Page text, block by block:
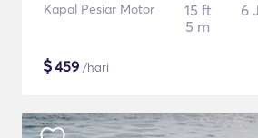
Kapal Pesiar Motor
15 ft
5 m
6
$459 /hari